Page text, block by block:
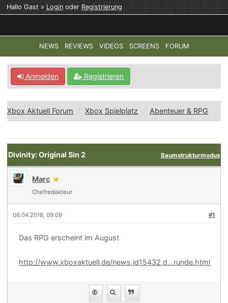
Hallo Gast »LoginoderRegistrierung
NEWS REVIEWS VIDEOS SCREENS FORUM
TOP-THEMEN: COD: MODERN WARFARE 4 HALO:
Anmelden Registrieren
Xbox Aktuell Forum Xbox Spielplatz Abenteuer & RPG
Baumstrukturmodus
Divinity: Original Sin 2
Marc
Chefredakteur
#1
06.04.2018, 09:09
Das RPG erscheint im August
http://www.xboxaktuell.de/news,id15432,d...runde.html